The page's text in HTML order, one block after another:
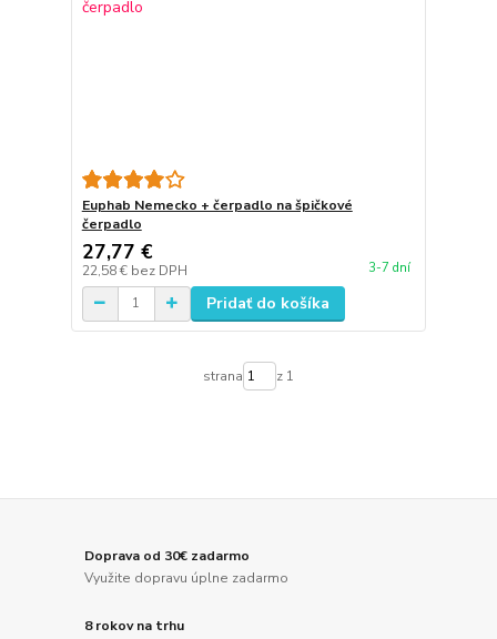
Euphab Nemecko + čerpadlo na špičkové
čerpadlo
27,77 €
22,58 € bez DPH 3-7 dní
Pridať do košíka
strana z 1
Doprava od 30€ zadarmo
Využite dopravu úplne zadarmo
8 rokov na trhu